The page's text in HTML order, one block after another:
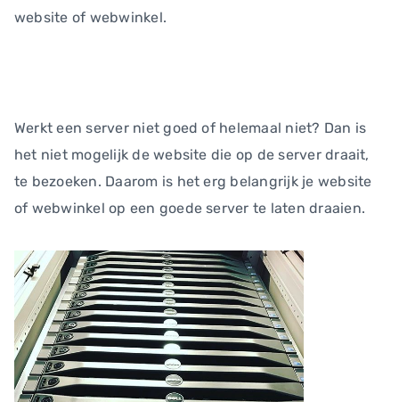
website of webwinkel.
Werkt een server niet goed of helemaal niet? Dan is
het niet mogelijk de website die op de server draait,
te bezoeken. Daarom is het erg belangrijk je website
of webwinkel op een goede server te laten draaien.